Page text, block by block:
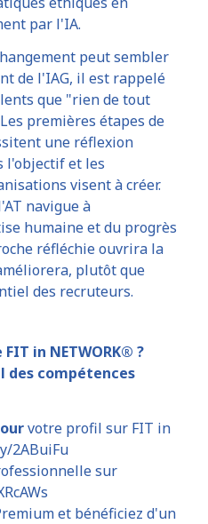
par l'IA.
peut sembler
de l'IAG, il est rappelé
que "rien de tout
premières étapes de
une réflexion
l'objectif et les
visent à créer.
navigue à
humaine et du progrès
réfléchie ouvrira la
plutôt que
des recruteurs.
in NETWORK® ?
des compétences
votre profil sur FIT in
2ABuiFu
sur
et bénéficiez d'un